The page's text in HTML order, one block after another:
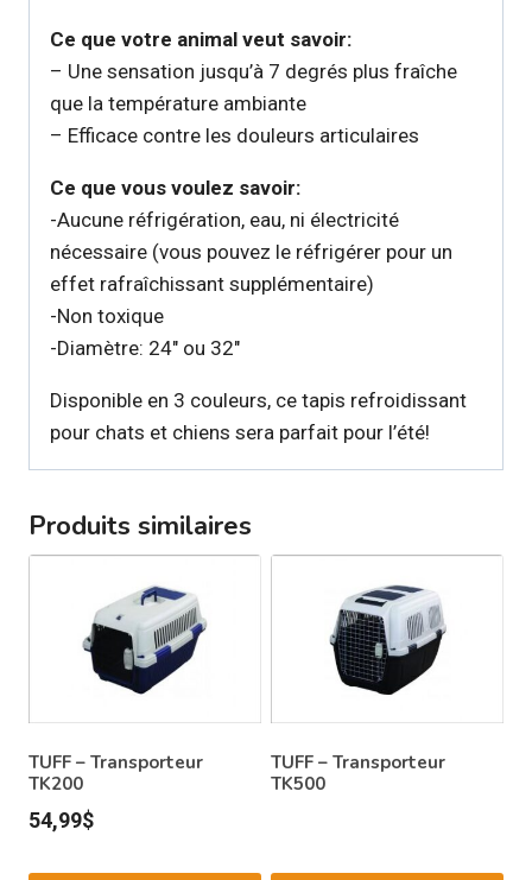
Ce que votre animal veut savoir:
– Une sensation jusqu’à 7 degrés plus fraîche
que la température ambiante
– Efficace contre les douleurs articulaires
Ce que vous voulez savoir:
-Aucune réfrigération, eau, ni électricité
nécessaire (vous pouvez le réfrigérer pour un
effet rafraîchissant supplémentaire)
-Non toxique
-Diamètre: 24″ ou 32″
Disponible en 3 couleurs, ce tapis refroidissant
pour chats et chiens sera parfait pour l’été!
Produits similaires
TUFF – Transporteur
TK200
54,99$
TUFF – Transporteur
TK500